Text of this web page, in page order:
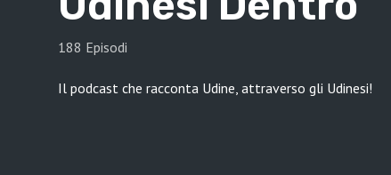
188 Episodi
Il podcast che racconta Udine, attraverso gli Udinesi!